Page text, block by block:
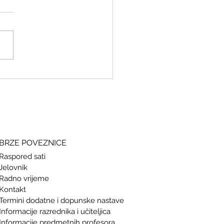
BRZE POVEZNICE
Raspored sati
Radno vrijeme
Kontakt
dodatne i dopunske nastave
Informacije razrednika i učiteljica